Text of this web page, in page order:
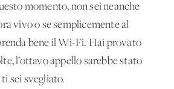
momento, non sei neanche
vivo o se semplicemente al
bene il Wi-Fi. Hai provato
l’ottavo appello sarebbe stato
sei svegliato.